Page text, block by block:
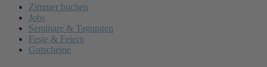
Zimmer buchen
Jobs
Seminare & Tagungen
Feste & Feiern
Gutscheine